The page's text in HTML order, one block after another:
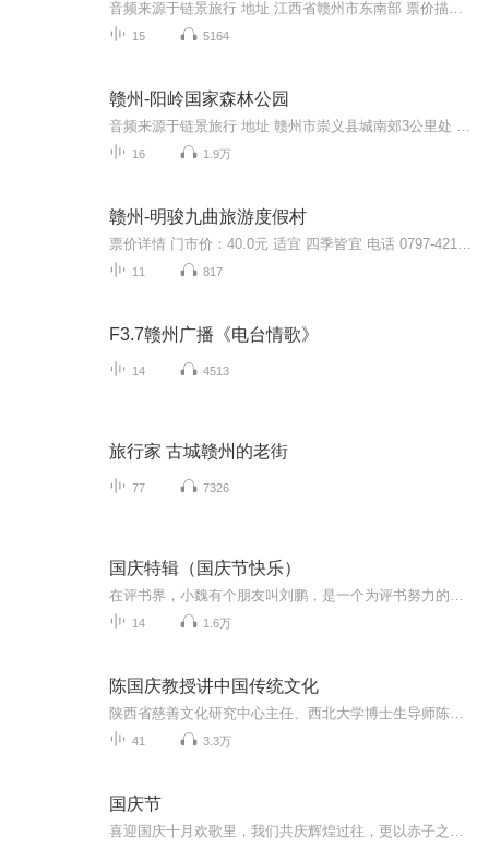
15 5164
赣州-阳岭国家森林公园
16 1.9万
赣州-明骏九曲旅游度假村
11 817
F3.7赣州广播《电台情歌》
14 4513
旅行家 古城赣州的老街
77 7326
国庆特辑（国庆节快乐）
14 1.6万
陈国庆教授讲中国传统文化
41 3.3万
国庆节